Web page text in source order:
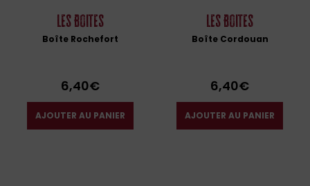
Les Boites
Boîte Rochefort
6,40€
AJOUTER AU PANIER
Les Boites
Boîte Cordouan
6,40€
AJOUTER AU PANIER